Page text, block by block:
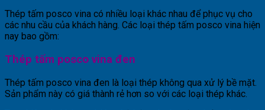
Thép tấm posco vina có nhiều loại khác nhau để phục vụ cho
các nhu cầu của khách hàng. Các loại thép tấm posco vina hiện
nay bao gồm:
Thép tấm posco vina đen
Thép tấm posco vina đen là loại thép không qua xử lý bề mặt.
Sản phẩm này có giá thành rẻ hơn so với các loại thép khác.